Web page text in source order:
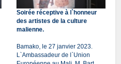
Soirée réceptive à l`honneur
des artistes de la culture
malienne.
Bamako, le 27 janvier 2023.
L`Ambassadeur de l`Union